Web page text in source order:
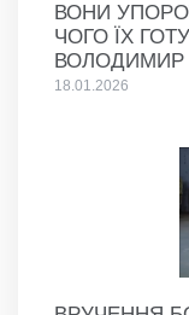
ВОНИ
ЧОГО ЇХ
ВОЛОДИМИР
18.01.2026